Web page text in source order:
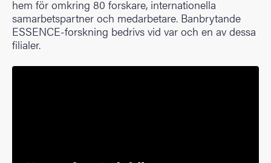
hem för omkring 80 forskare, internationella
samarbetspartner och medarbetare. Banbrytande
ESSENCE-forskning bedrivs vid var och en av dessa
filialer.